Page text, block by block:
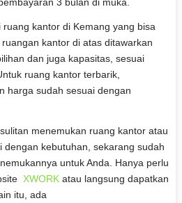
3 bulan di muka.
kantor di Kemang yang bisa
kantor di atas ditawarkan
dan juga kapasitas, sesuai
ruang kantor terbarik,
harga sudah sesuai dengan
menemukan ruang kantor atau
dengan kebutuhan, sekarang sudah
untuk Anda. Hanya perlu
XWORK atau langsung dapatkan
itu, ada